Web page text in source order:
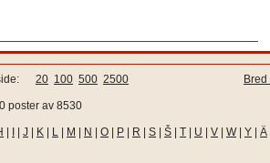
side: 20 100 500 2500
poster av 8530
J K L M N O P R S Š T U V W| Y Ä